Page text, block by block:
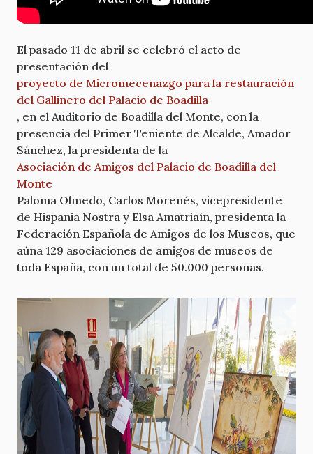
El pasado 11 de abril se celebró el acto de
presentación del
proyecto de Micromecenazgo para la restauración
del Gallinero del Palacio de Boadilla
, en el Auditorio de Boadilla del Monte, con la
presencia del Primer Teniente de Alcalde, Amador
Sánchez, la presidenta de la
Asociación de Amigos del Palacio de Boadilla del
Monte
Paloma Olmedo, Carlos Morenés, vicepresidente
de Hispania Nostra y Elsa Amatriaín, presidenta la
Federación Española de Amigos de los Museos, que
aúna 129 asociaciones de amigos de museos de
toda España, con un total de 50.000 personas.